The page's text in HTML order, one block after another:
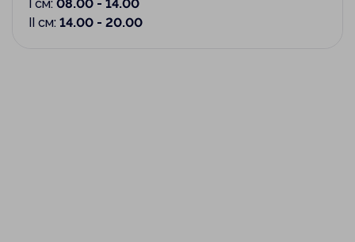
I см: 08.00 - 14.00
II см: 14.00 - 20.00